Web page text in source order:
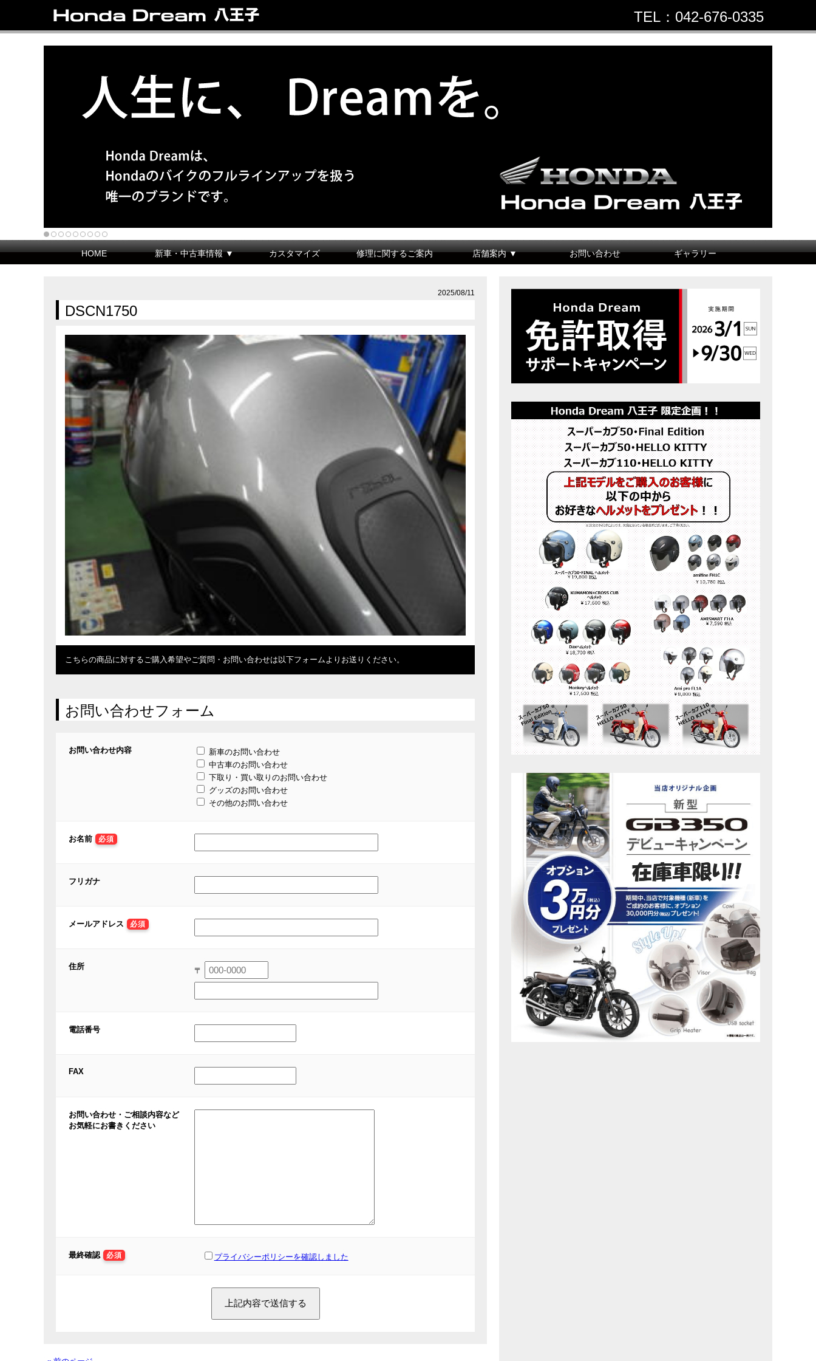
TEL：042-676-0335
HOME 新車・中古車情報 ▼ カスタマイズ 修理に関するご案内 店舗案内 ▼ お問い合わせ ギャラリー
2025/08/11
DSCN1750
こちらの商品に対するご購入希望やご質問・お問い合わせは以下フォームよりお送りください。
お問い合わせフォーム
お問い合わせ内容
新車のお問い合わせ
中古車のお問い合わせ
下取り・買い取りのお問い合わせ
グッズのお問い合わせ
その他のお問い合わせ
お名前 必須
フリガナ
メールアドレス 必須
住所 〒
電話番号
FAX
お問い合わせ・ご相談内容など
お気軽にお書きください
最終確認 必須 プライバシーポリシーを確認しました